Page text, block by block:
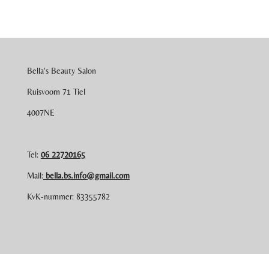
Bella's Beauty Salon
Ruisvoorn 71 Tiel
4007NE
Tel: 06 22720165
Mail: bella.bs.info@gmail.com
KvK-nummer: 83355782